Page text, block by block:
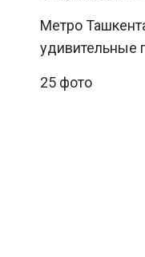
Метро
удивительные
25 фото